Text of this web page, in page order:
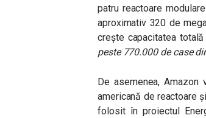
patru reactoare
aproximativ 320 de
crește capacitatea
peste 770.000 de case
De asemenea,
americană de reactoare
folosit în proiectul